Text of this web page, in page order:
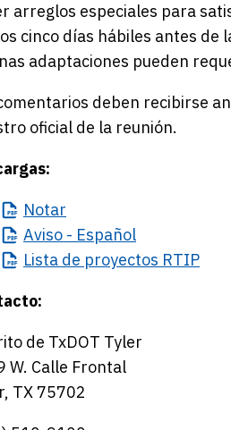
arreglos especiales para
cinco días hábiles antes de
adaptaciones pueden
deben recibirse
oficial de la reunión.
Notar
Aviso - Español
Lista de proyectos RTIP
de TxDOT Tyler
W. Calle Frontal
TX 75702